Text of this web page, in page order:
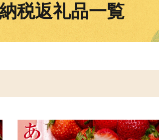
税返礼品一覧